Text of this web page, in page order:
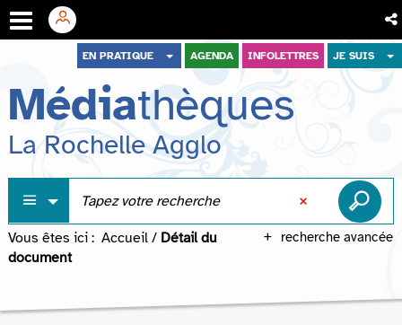
menu
contenu
recherche
EN PRATIQUE AGENDA INFOLETTRES JE SUIS
Médiathèques
La Rochelle Agglo
recherche avancée
Vous êtes ici : Accueil / Détail du
document